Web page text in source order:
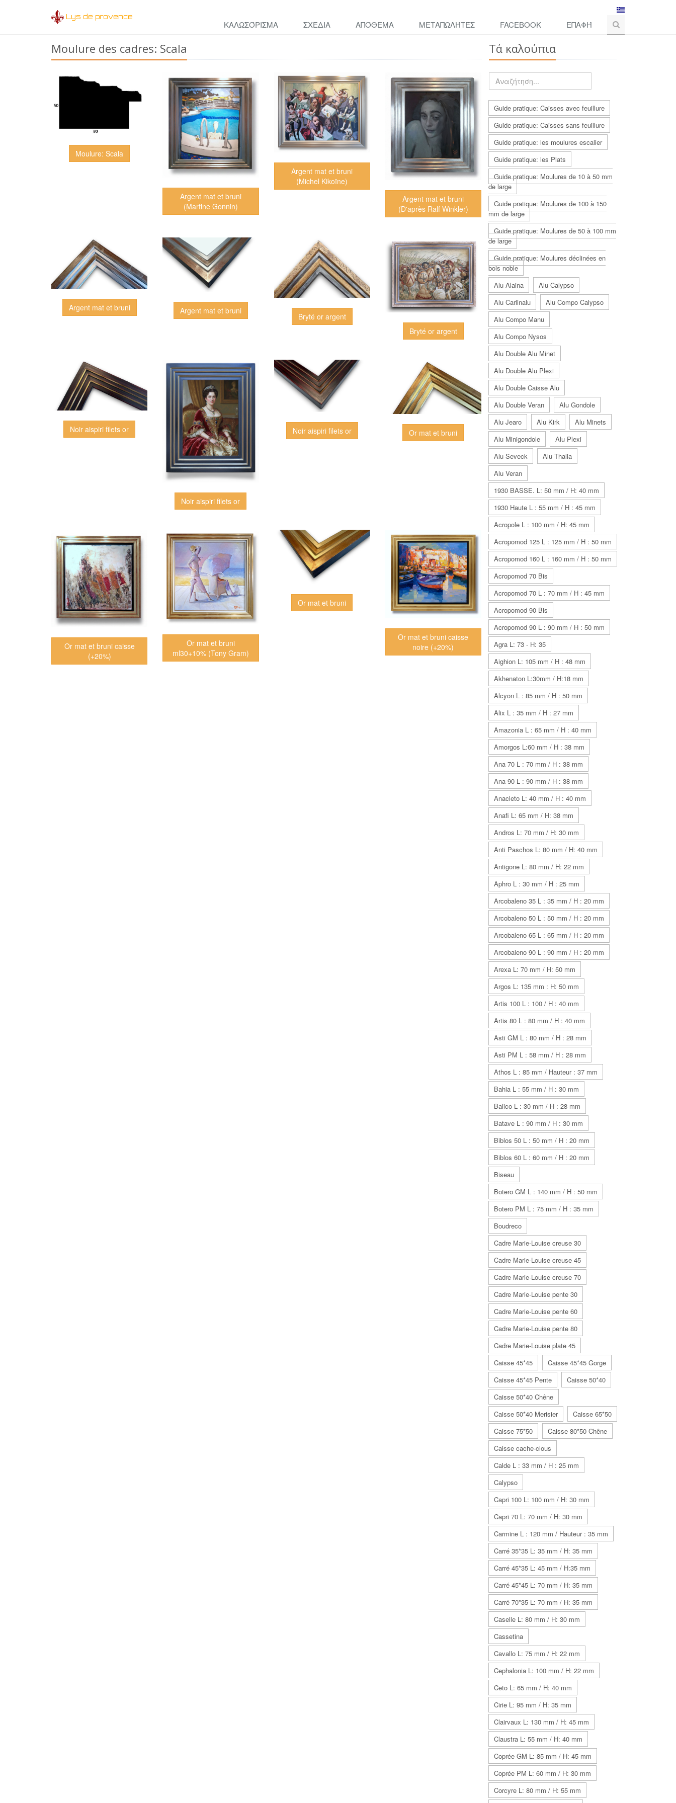
Lys de provence
ΚΑΛΩΣΌΡΙΣΜΑ ΣΧΈΔΙΑ ΑΠΌΘΕΜΑ ΜΕΤΑΠΩΛΉΤΈΣ FACEBOOK ΕΠΑΦΉ
Moulure des cadres: Scala
Moulure: Scala
Argent mat et bruni
(Martine Gonnin)
Argent mat et bruni
(Michel Kikoïne)
Argent mat et bruni
(D'après Ralf Winkler)
Argent mat et bruni Argent mat et bruni
Bryté or argent
Bryté or argent
Noir aispiri filets or
Noir aispiri filets or
Noir aispiri filets or Or mat et bruni
Or mat et bruni caisse
(+20%)
Or mat et bruni
ml30+10% (Tony Gram)
Or mat et bruni
Or mat et bruni caisse
noire (+20%)
Τά καλούπια
Guide pratique: Caisses avec feuillure
Guide pratique: Caisses sans feuillure
Guide pratique: les moulures escalier
Guide pratique: les Plats
Guide pratique: Moulures de 10 à 50 mm
de large
Guide pratique: Moulures de 100 à 150
mm de large
Guide pratique: Moulures de 50 à 100 mm
de large
Guide pratique: Moulures déclinées en
bois noble
Alu Alaina
Alu Calypso
Alu Carlinalu
Alu Compo Calypso
Alu Compo Manu
Alu Compo Nysos
Alu Double Alu Minet
Alu Double Alu Plexi
Alu Double Caisse Alu
Alu Double Veran
Alu Gondole
Alu Jearo
Alu Kirk
Alu Minets
Alu Minigondole
Alu Plexi
Alu Seveck
Alu Thalia
Alu Veran
1930 BASSE. L: 50 mm / H: 40 mm
1930 Haute L : 55 mm / H : 45 mm
Acropole L : 100 mm / H: 45 mm
Acropomod 125 L : 125 mm / H : 50 mm
Acropomod 160 L : 160 mm / H : 50 mm
Acropomod 70 Bis
Acropomod 70 L : 70 mm / H : 45 mm
Acropomod 90 Bis
Acropomod 90 L : 90 mm / H : 50 mm
Agra L: 73 - H: 35
Aighion L: 105 mm / H : 48 mm
Akhenaton L:30mm / H:18 mm
Alcyon L : 85 mm / H : 50 mm
Alix L : 35 mm / H : 27 mm
Amazonia L : 65 mm / H : 40 mm
Amorgos L:60 mm / H : 38 mm
Ana 70 L : 70 mm / H : 38 mm
Ana 90 L : 90 mm / H : 38 mm
Anacleto L: 40 mm / H : 40 mm
Anafi L: 65 mm / H: 38 mm
Andros L: 70 mm / H: 30 mm
Anti Paschos L: 80 mm / H: 40 mm
Antigone L: 80 mm / H: 22 mm
Aphro L : 30 mm / H : 25 mm
Arcobaleno 35 L : 35 mm / H : 20 mm
Arcobaleno 50 L : 50 mm / H : 20 mm
Arcobaleno 65 L : 65 mm / H : 20 mm
Arcobaleno 90 L : 90 mm / H : 20 mm
Arexa L: 70 mm / H: 50 mm
Argos L: 135 mm : H: 50 mm
Artis 100 L : 100 / H : 40 mm
Artis 80 L : 80 mm / H : 40 mm
Asti GM L : 80 mm / H : 28 mm
Asti PM L : 58 mm / H : 28 mm
Athos L : 85 mm / Hauteur : 37 mm
Bahia L : 55 mm / H : 30 mm
Balico L : 30 mm / H : 28 mm
Batave L : 90 mm / H : 30 mm
Biblos 50 L : 50 mm / H : 20 mm
Biblos 60 L : 60 mm / H : 20 mm
Biseau
Botero GM L : 140 mm / H : 50 mm
Botero PM L : 75 mm / H : 35 mm
Boudreco
Cadre Marie-Louise creuse 30
Cadre Marie-Louise creuse 45
Cadre Marie-Louise creuse 70
Cadre Marie-Louise pente 30
Cadre Marie-Louise pente 60
Cadre Marie-Louise pente 80
Cadre Marie-Louise plate 45
Caisse 45*45
Caisse 45*45 Gorge
Caisse 45*45 Pente
Caisse 50*40
Caisse 50*40 Chêne
Caisse 50*40 Merisier
Caisse 65*50
Caisse 75*50
Caisse 80*50 Chêne
Caisse cache-clous
Calde L : 33 mm / H : 25 mm
Calypso
Capri 100 L: 100 mm / H: 30 mm
Capri 70 L: 70 mm / H: 30 mm
Carmine L : 120 mm / Hauteur : 35 mm
Carré 35*35 L: 35 mm / H: 35 mm
Carré 45*35 L: 45 mm / H:35 mm
Carré 45*45 L: 70 mm / H: 35 mm
Carré 70*35 L: 70 mm / H: 35 mm
Caselle L: 80 mm / H: 30 mm
Cassetina
Cavallo L: 75 mm / H: 22 mm
Cephalonia L: 100 mm / H: 22 mm
Ceto L: 65 mm / H: 40 mm
Cirie L: 95 mm / H: 35 mm
Clairvaux L: 130 mm / H: 45 mm
Claustra L: 55 mm / H: 40 mm
Coprée GM L: 85 mm / H: 45 mm
Coprée PM L: 60 mm / H: 30 mm
Corcyre L: 80 mm / H: 55 mm